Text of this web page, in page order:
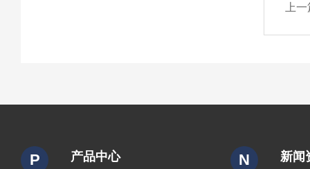
上
P 产品中心 N 新闻